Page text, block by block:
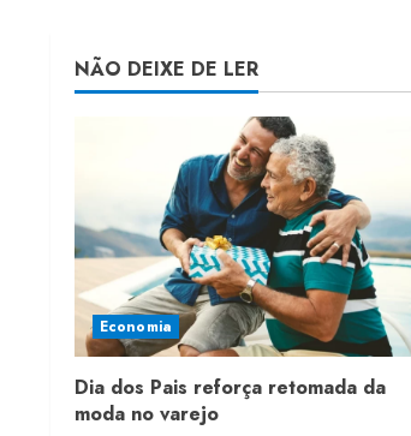
NÃO DEIXE DE LER
Economia
Dia dos Pais reforça retomada da
moda no varejo